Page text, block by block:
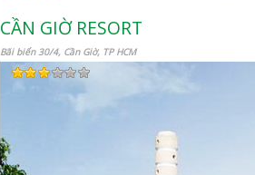
CẦN GIỜ RESORT
Bãi biển 30/4, Cần Giờ, TP HCM